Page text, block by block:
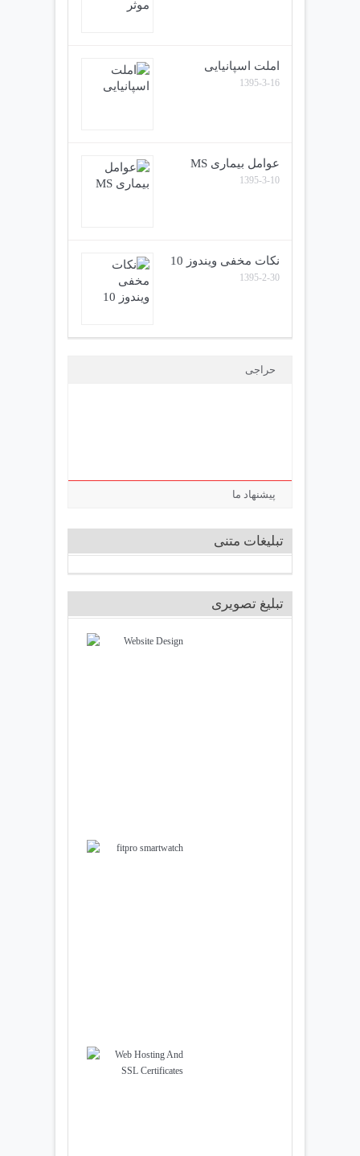
املت اسپانیایی
1395-3-16
عوامل بیماری MS
1395-3-10
نکات مخفی ویندوز 10
1395-2-30
حراجی
پیشنهاد ما
تبلیغات متنی
تبلیغ تصویری